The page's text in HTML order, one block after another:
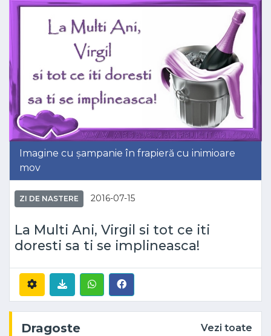
Imagine cu șampanie în frapieră cu inimioare
mov
ZI DE NASTERE 2016-07-15
La Multi Ani, Virgil si tot ce iti
doresti sa ti se implineasca!
Dragoste Vezi toate